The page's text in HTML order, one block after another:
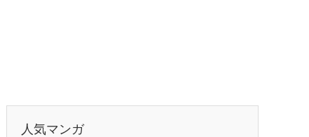
人気マンガ